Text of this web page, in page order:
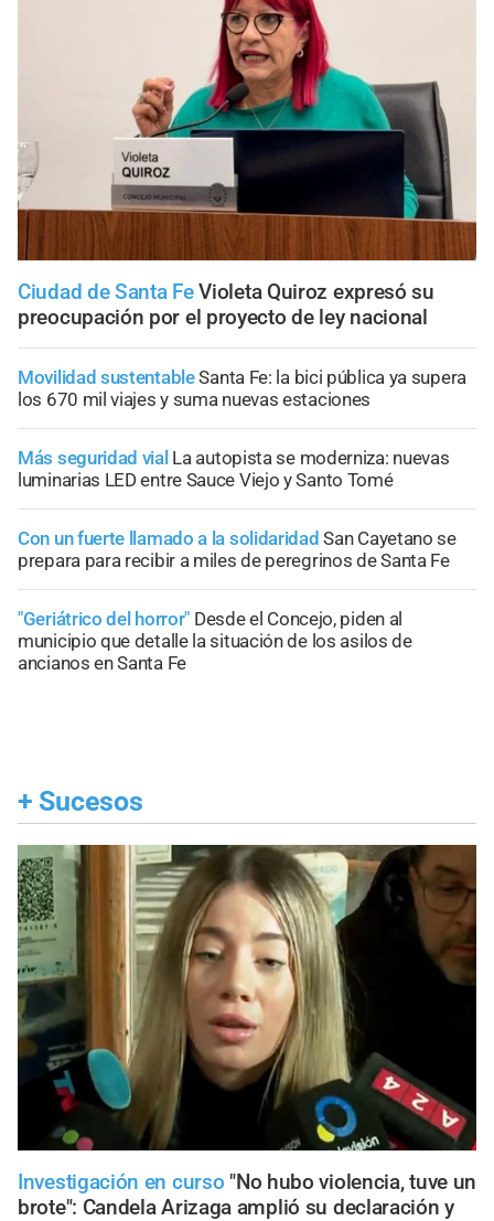
Ciudad de Santa Fe Violeta Quiroz expresó su
preocupación por el proyecto de ley nacional
Movilidad sustentableSanta Fe: la bici pública ya supera
los 670 mil viajes y suma nuevas estaciones
Más seguridad vial La autopista se moderniza: nuevas
luminarias LED entre Sauce Viejo y Santo Tomé
Con un fuerte llamado a la solidaridad San Cayetano se
prepara para recibir a miles de peregrinos de Santa Fe
"Geriátrico del horror" Desde el Concejo, piden al
municipio que detalle la situación de los asilos de
ancianos en Santa Fe
+ Sucesos
Investigación en curso "No hubo violencia, tuve un
brote": Candela Arizaga amplió su declaración y